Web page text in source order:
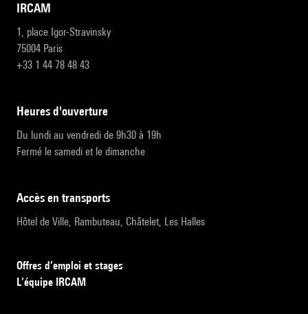
IRCAM
1, place Igor-Stravinsky
75004 Paris
+33 1 44 78 48 43
heures d'ouverture
Du lundi au vendredi de 9h30 à 19h
Fermé le samedi et le dimanche
accès en transports
Hôtel de Ville, Rambuteau, Châtelet, Les Halles
Offres d’emploi et stages
L’équipe IRCAM